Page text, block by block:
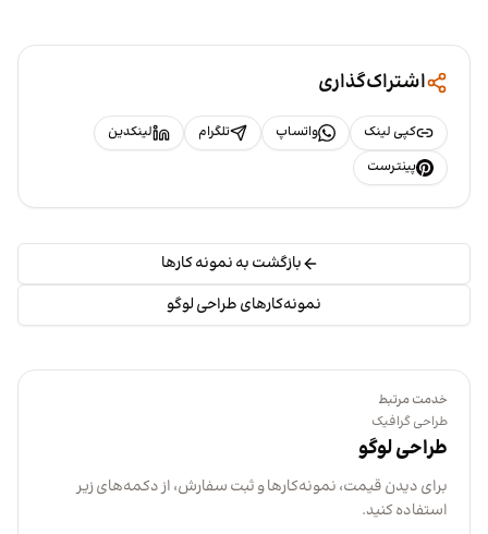
اشتراک‌گذاری
کپی لینک واتساپ تلگرام
لینکدین
پینترست
بازگشت به نمونه کارها
نمونه‌کارهای طراحی لوگو
خدمت مرتبط
طراحی گرافیک
طراحی لوگو
برای دیدن قیمت، نمونه‌کارها و ثبت سفارش، از دکمه‌های زیر
استفاده کنید.